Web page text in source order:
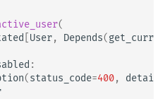
(
User, Depends(
:
(status_code=400, detail